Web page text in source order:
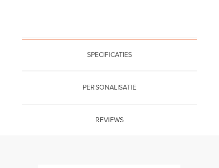
SPECIFICATIES
PERSONALISATIE
REVIEWS